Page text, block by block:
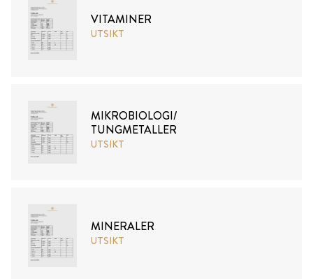
VITAMINER
UTSIKT
MIKROBIOLOGI/
TUNGMETALLER
UTSIKT
MINERALER
UTSIKT